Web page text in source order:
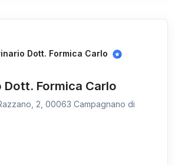
Dott. Formica Carlo
Formica Carlo
2, 00063 Campagnano di